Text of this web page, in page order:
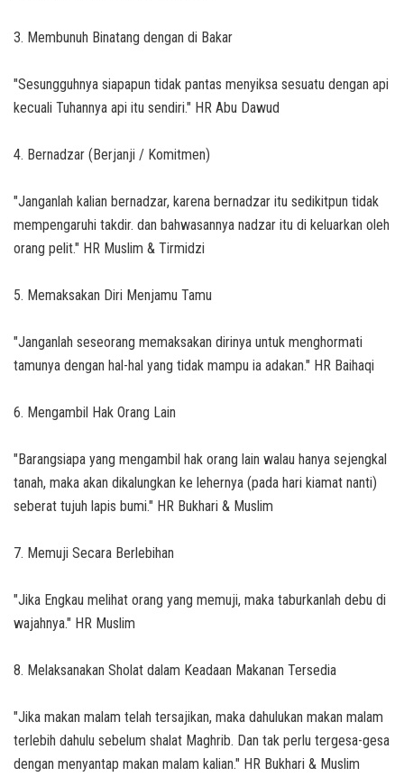
3. Membunuh Binatang dengan di Bakar
"Sesungguhnya siapapun tidak pantas menyiksa sesuatu dengan api
kecuali Tuhannya api itu sendiri." HR Abu Dawud
4. Bernadzar (Berjanji / Komitmen)
"Janganlah kalian bernadzar, karena bernadzar itu sedikitpun tidak
mempengaruhi takdir. dan bahwasannya nadzar itu di keluarkan oleh
orang pelit." HR Muslim & Tirmidzi
5. Memaksakan Diri Menjamu Tamu
"Janganlah seseorang memaksakan dirinya untuk menghormati
tamunya dengan hal-hal yang tidak mampu ia adakan." HR Baihaqi
6. Mengambil Hak Orang Lain
"Barangsiapa yang mengambil hak orang lain walau hanya sejengkal
tanah, maka akan dikalungkan ke lehernya (pada hari kiamat nanti)
seberat tujuh lapis bumi." HR Bukhari & Muslim
7. Memuji Secara Berlebihan
"Jika Engkau melihat orang yang memuji, maka taburkanlah debu di
wajahnya." HR Muslim
8. Melaksanakan Sholat dalam Keadaan Makanan Tersedia
"Jika makan malam telah tersajikan, maka dahulukan makan malam
terlebih dahulu sebelum shalat Maghrib. Dan tak perlu tergesa-gesa
dengan menyantap makan malam kalian." HR Bukhari & Muslim